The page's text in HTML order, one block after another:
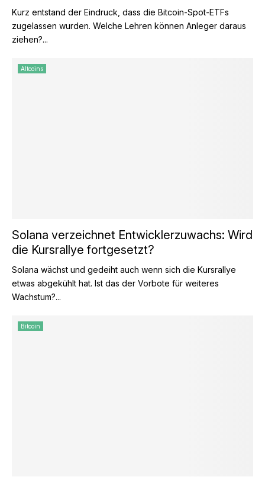
Kurz entstand der Eindruck, dass die Bitcoin-Spot-ETFs
zugelassen wurden. Welche Lehren können Anleger daraus
ziehen?...
Altcoins
Solana verzeichnet Entwicklerzuwachs: Wird
die Kursrallye fortgesetzt?
Solana wächst und gedeiht auch wenn sich die Kursrallye
etwas abgekühlt hat. Ist das der Vorbote für weiteres
Wachstum?...
Bitcoin